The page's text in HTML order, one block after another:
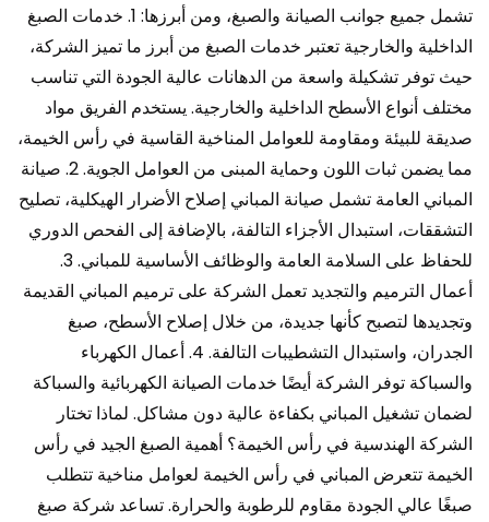
تشمل جميع جوانب الصيانة والصبغ، ومن أبرزها: 1. خدمات الصبغ
الداخلية والخارجية تعتبر خدمات الصبغ من أبرز ما تميز الشركة،
حيث توفر تشكيلة واسعة من الدهانات عالية الجودة التي تناسب
مختلف أنواع الأسطح الداخلية والخارجية. يستخدم الفريق مواد
صديقة للبيئة ومقاومة للعوامل المناخية القاسية في رأس الخيمة،
مما يضمن ثبات اللون وحماية المبنى من العوامل الجوية. 2. صيانة
المباني العامة تشمل صيانة المباني إصلاح الأضرار الهيكلية، تصليح
التشققات، استبدال الأجزاء التالفة، بالإضافة إلى الفحص الدوري
للحفاظ على السلامة العامة والوظائف الأساسية للمباني. 3.
أعمال الترميم والتجديد تعمل الشركة على ترميم المباني القديمة
وتجديدها لتصبح كأنها جديدة، من خلال إصلاح الأسطح، صبغ
الجدران، واستبدال التشطيبات التالفة. 4. أعمال الكهرباء
والسباكة توفر الشركة أيضًا خدمات الصيانة الكهربائية والسباكة
لضمان تشغيل المباني بكفاءة عالية دون مشاكل. لماذا تختار
الشركة الهندسية في رأس الخيمة؟ أهمية الصبغ الجيد في رأس
الخيمة تتعرض المباني في رأس الخيمة لعوامل مناخية تتطلب
صبغًا عالي الجودة مقاوم للرطوبة والحرارة. تساعد شركة صبغ